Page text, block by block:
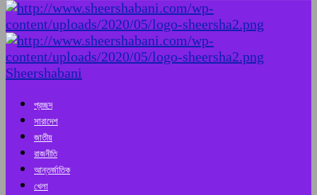
Sheershabani
প্রচ্ছদ
সারাদেশ
জাতীয়
রাজনীতি
আন্তর্জাতিক
খেলা